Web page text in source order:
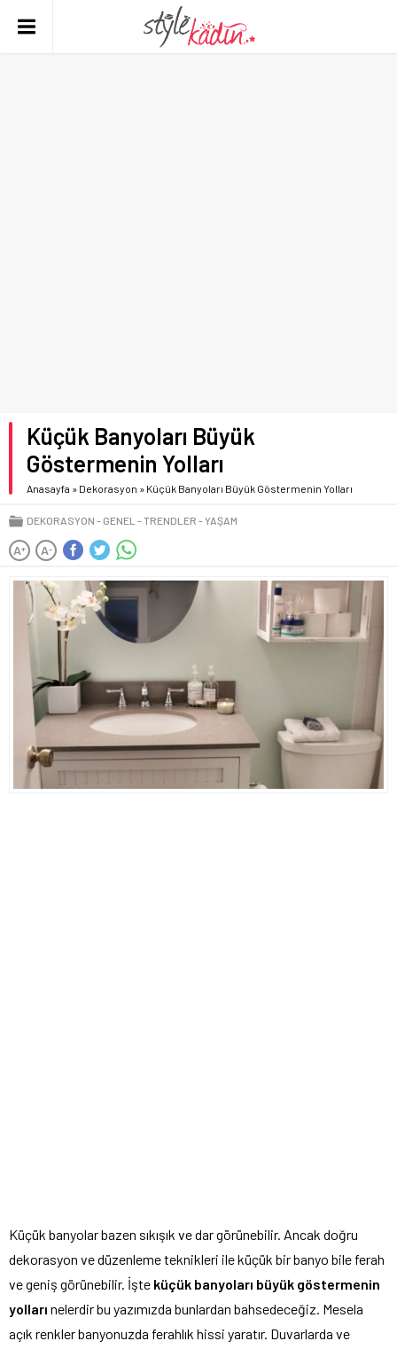
Küçük Banyoları Büyük
Göstermenin Yolları
Anasayfa » Dekorasyon » Küçük Banyoları Büyük Göstermenin Yolları
DEKORASYON GENEL TRENDLER YAŞAM
A+ A-
Küçük banyolar bazen sıkışık ve dar görünebilir. Ancak doğru
dekorasyon ve düzenleme teknikleri ile küçük bir banyo bile ferah
ve geniş görünebilir. İşte küçük banyoları büyük göstermenin
yolları nelerdir bu yazımızda bunlardan bahsedeceğiz. Mesela
açık renkler banyonuzda ferahlık hissi yaratır. Duvarlarda ve